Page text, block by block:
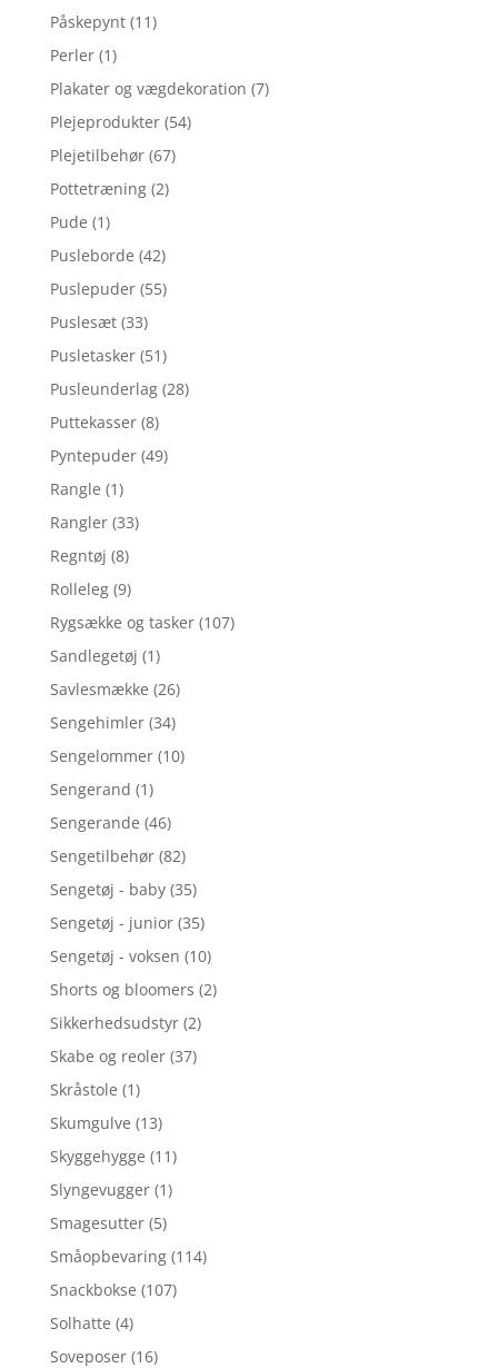
Påskepynt (11)
Perler (1)
Plakater og vægdekoration (7)
Plejeprodukter (54)
Plejetilbehør (67)
Pottetræning (2)
Pude (1)
Pusleborde (42)
Puslepuder (55)
Puslesæt (33)
Pusletasker (51)
Pusleunderlag (28)
Puttekasser (8)
Pyntepuder (49)
Rangle (1)
Rangler (33)
Regntøj (8)
Rolleleg (9)
Rygsække og tasker (107)
Sandlegetøj (1)
Savlesmække (26)
Sengehimler (34)
Sengelommer (10)
Sengerand (1)
Sengerande (46)
Sengetilbehør (82)
Sengetøj - baby (35)
Sengetøj - junior (35)
Sengetøj - voksen (10)
Shorts og bloomers (2)
Sikkerhedsudstyr (2)
Skabe og reoler (37)
Skråstole (1)
Skumgulve (13)
Skyggehygge (11)
Slyngevugger (1)
Smagesutter (5)
Småopbevaring (114)
Snackbokse (107)
Solhatte (4)
Soveposer (16)